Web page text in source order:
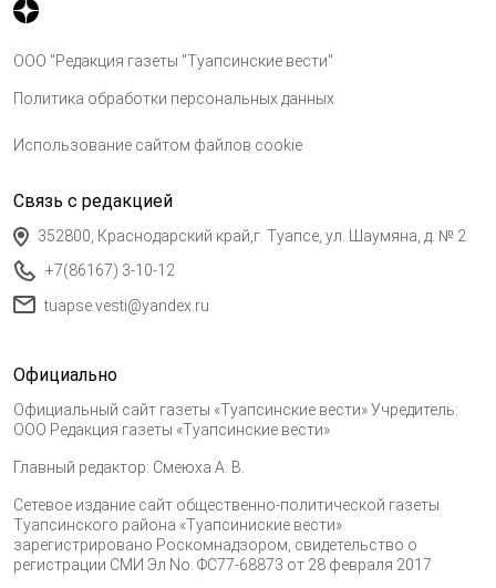
ООО "Редакция газеты "Туапсинские вести"
Политика обработки персональных данных
Использование сайтом файлов cookie
Связь с редакцией
352800, Краснодарский край,г. Туапсе, ул. Шаумяна, д. № 2
+7(86167) 3-10-12
tuapse.vesti@yandex.ru
Официально
Официальный сайт газеты «Туапсинские вести» Учредитель:
ООО Редакция газеты «Туапсинские вести»
Главный редактор: Смеюха А. В.
Сетевое издание сайт общественно-политической газеты
Туапсинского района «Туапсиниские вести»
зарегистрировано Роскомнадзором, свидетельство о
регистрации СМИ Эл No. ФС77-68873 от 28 февраля 2017